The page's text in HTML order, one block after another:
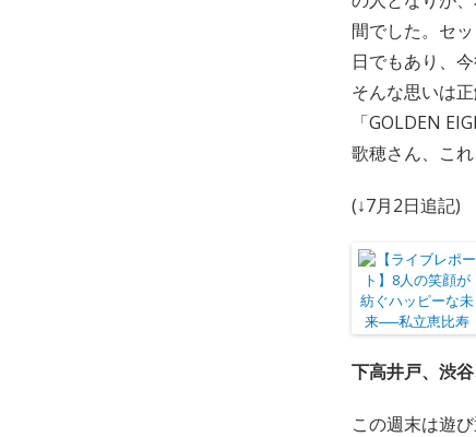
間でした。セ
日でもあり、
そんな思いは
「GOLDEN
歌穂さん、こ
(↓7月2日追記)
下高井戸、渋
この週末は遊